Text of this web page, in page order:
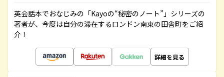
英会話本でおなじみの「Kayoの“秘密のノート”」シリーズの
著者が、今度は自分の滞在するロンドン南東の田舎町をご紹
介！
詳細を見る